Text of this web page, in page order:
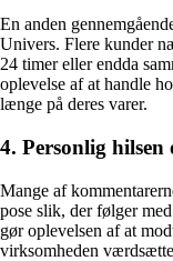
En anden
Univers. Flere kunder
24 timer eller endda
oplevelse af at handle
længe på deres varer.
4. Personlig hilsen
Mange af
pose slik, der følger
gør oplevelsen af at
virksomheden